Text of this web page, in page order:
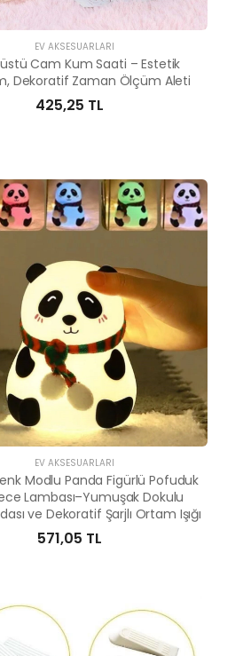
EV AKSESUARLARI
Cam Kum Saati – Estetik
Dekoratif Zaman Ölçüm Aleti
425,25 TL
EV AKSESUARLARI
Modlu Panda Figürlü Pofuduk
Lambası–Yumuşak Dokulu
ve Dekoratif Şarjlı Ortam Işığı
571,05 TL